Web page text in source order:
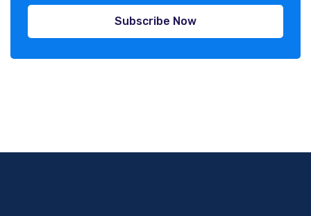
Subscribe Now